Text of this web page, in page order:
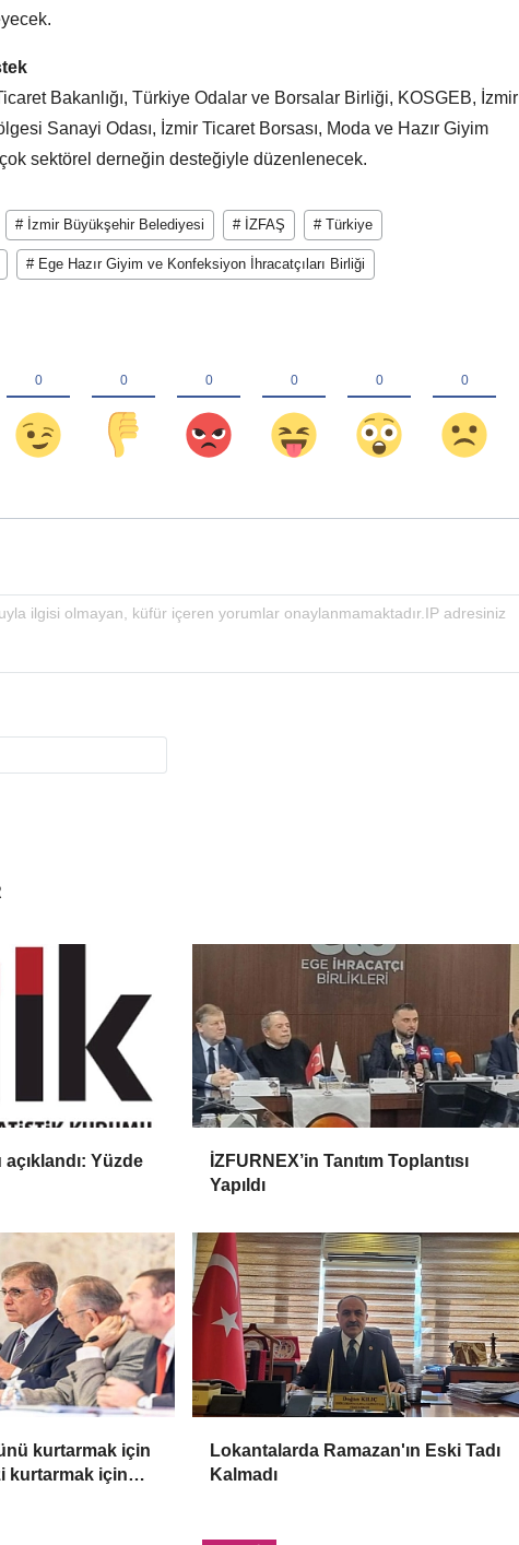
Bakanlığı, Türkiye Odalar ve Borsalar Birliği, KOSGEB, İzmir
Sanayi Odası, İzmir Ticaret Borsası, Moda ve Hazır Giyim
sektörel derneğin desteğiyle düzenlenecek.
# İzmir Büyükşehir Belediyesi # İZFAŞ # Türkiye
# Ege Hazır Giyim ve Konfeksiyon İhracatçıları Birliği
Yüzde
İZFURNEX’in Tanıtım Toplantısı
Yapıldı
kurtarmak için
kurtarmak için
Lokantalarda Ramazan'ın Eski Tadı
Kalmadı